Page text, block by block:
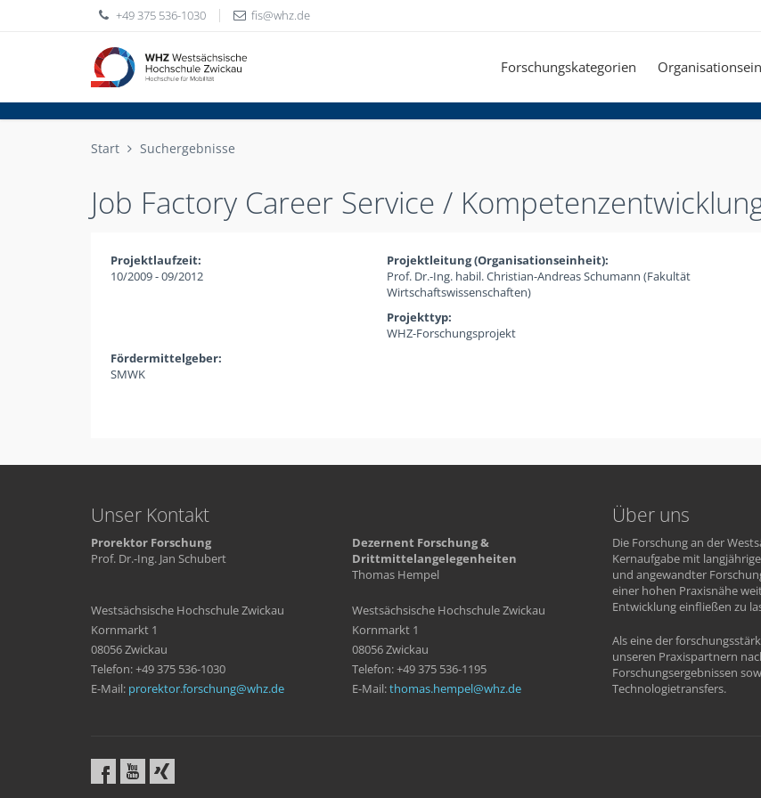
+49 375 536-1030 fis whzde
Forschungskategorien
Start Suchergebnisse
Job Factory Career Service /
Projektlaufzeit:
10/2009 - 09/2012
Projektleitung (Organisationseinheit):
Prof. Dr.-Ing. habil. Christian-Andreas Schumann (Fakultät
Wirtschaftswissenschaften)
Projekttyp:
WHZ-Forschungsprojekt
Fördermittelgeber:
SMWK
Unser Kontakt
Prorektor Forschung
Prof. Dr.-Ing. Jan Schubert
Westsächsische Hochschule Zwickau
Kornmarkt 1
08056 Zwickau
Telefon: +49 375 536-1030
E-Mail: prorektor.forschung whzde
Dezernent Forschung &
Drittmittelangelegenheiten
Thomas Hempel
Westsächsische Hochschule Zwickau
Kornmarkt 1
08056 Zwickau
Telefon: +49 375 536-1195
E-Mail:thomas.hempel whzde
Über uns
Die Forschung an der
Kernaufgabe mit
und angewandter
einer hohen Praxisnähe
Entwicklung einfließen zu
Als eine der
unseren Praxispartnern
Forschungsergebnissen
Technologietransfers.